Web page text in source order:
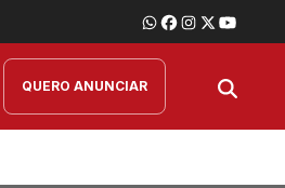
QUERO ANUNCIAR